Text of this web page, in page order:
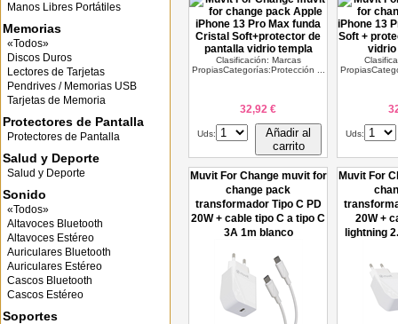
Manos Libres Portátiles
Memorias
«Todos»
Discos Duros
Lectores de Tarjetas
Pendrives / Memorias USB
Tarjetas de Memoria
Protectores de Pantalla
Protectores de Pantalla
Salud y Deporte
Salud y Deporte
Sonido
«Todos»
Altavoces Bluetooth
Altavoces Estéreo
Auriculares Bluetooth
Auriculares Estéreo
Cascos Bluetooth
Cascos Estéreo
Soportes
Clasificación: Marcas
PropiasCategorías:Protección ...
32,92 €
Uds:
Añadir al
carrito
Uds:
Muvit For Change muvit for
change pack
transformador Tipo C PD
20W + cable tipo C a tipo C
3A 1m blanco
Muvit For
20W +
lightning